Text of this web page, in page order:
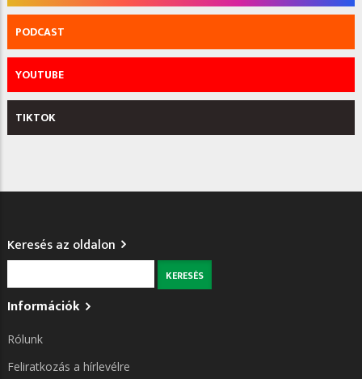
PODCAST
YOUTUBE
TIKTOK
Keresés az oldalon
Információk
Rólunk
Feliratkozás a hírlevélre